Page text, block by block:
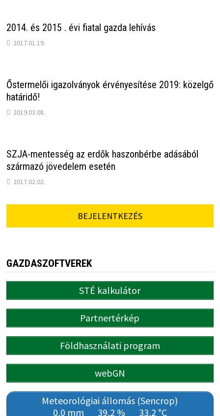
2014. és 2015 . évi fiatal gazda lehívás
2017.01.19.
Őstermelői igazolványok érvényesítése 2019: közelgő
határidő!
2019.03.08.
SZJA-mentesség az erdők haszonbérbe adásából
származó jövedelem esetén
2017.02.02.
BEJELENTKEZÉS
GAZDASZOFTVEREK
STÉ kalkulátor
Partnertérkép
Földhasználati program
webGN
Meteorológiai állomás (Sencrop)
0,0 mm
39,2 % 33,2 °C